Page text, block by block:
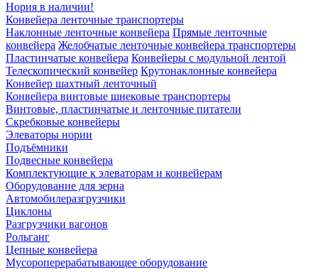
Нория в наличии!
Конвейера ленточные транспортеры
Наклонные ленточные конвейера Прямые ленточные
конвейера Желобчатые ленточные конвейера транспортеры
Пластинчатые конвейера Конвейеры с модульной лентой
Телескопический конвейер Крутонаклонные конвейера
Конвейер шахтный ленточный
Конвейера винтовые шнековые транспортеры
Винтовые, пластинчатые и ленточные питатели
Скребковые конвейеры
Элеваторы нории
Подъёмники
Подвесные конвейера
Комплектующие к элеваторам и конвейерам
Оборудование для зерна
Автомобилеразгрузчики
Циклоны
Разгрузчики вагонов
Рольганг
Цепные конвейера
Мусороперерабатывающее оборудование